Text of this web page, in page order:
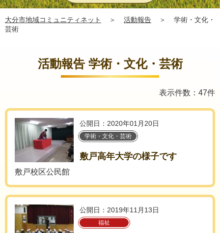
大分市地域コミュニティネット ＞ 活動報告 ＞
学術・文化・
芸術
活動報告 学術・文化・芸術
表示件数：47件
公開日：2020年01月20日
学術・文化・芸術
敷戸高年大学の様子です
敷戸校区公民館
公開日：2019年11月13日
福祉